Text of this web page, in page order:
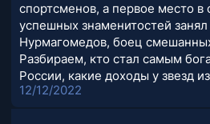
спортсменов, а первое место в
успешных знаменитостей
Нурмагомедов, боец
Разбираем, кто стал самым
России, какие доходы у звезд
12/12/2022